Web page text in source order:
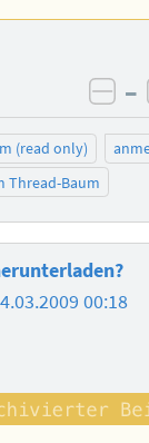
–
(read only)
Thread-Baum
00:18